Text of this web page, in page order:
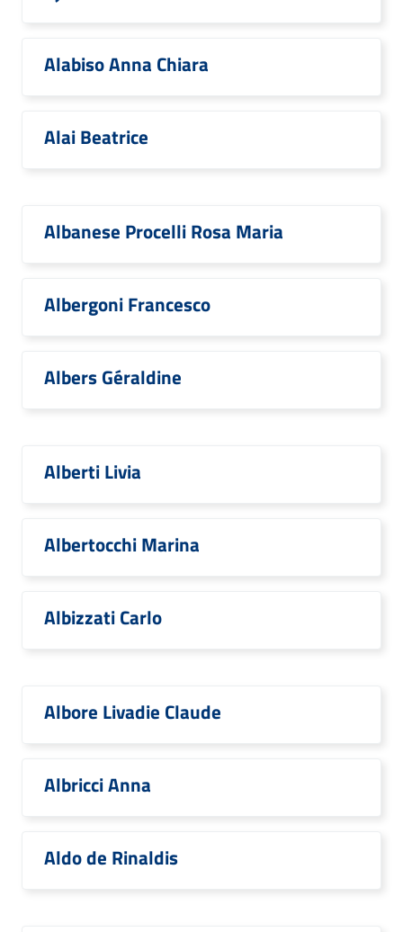
Alabiso Anna Chiara
Alai Beatrice
Albanese Procelli Rosa Maria
Albergoni Francesco
Albers Géraldine
Alberti Livia
Albertocchi Marina
Albizzati Carlo
Albore Livadie Claude
Albricci Anna
Aldo de Rinaldis